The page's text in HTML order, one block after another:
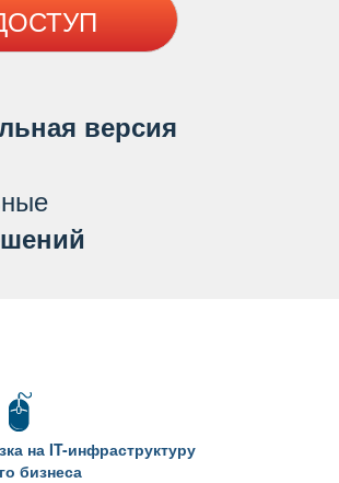
версия
на IT-инфраструктуру
бизнеса